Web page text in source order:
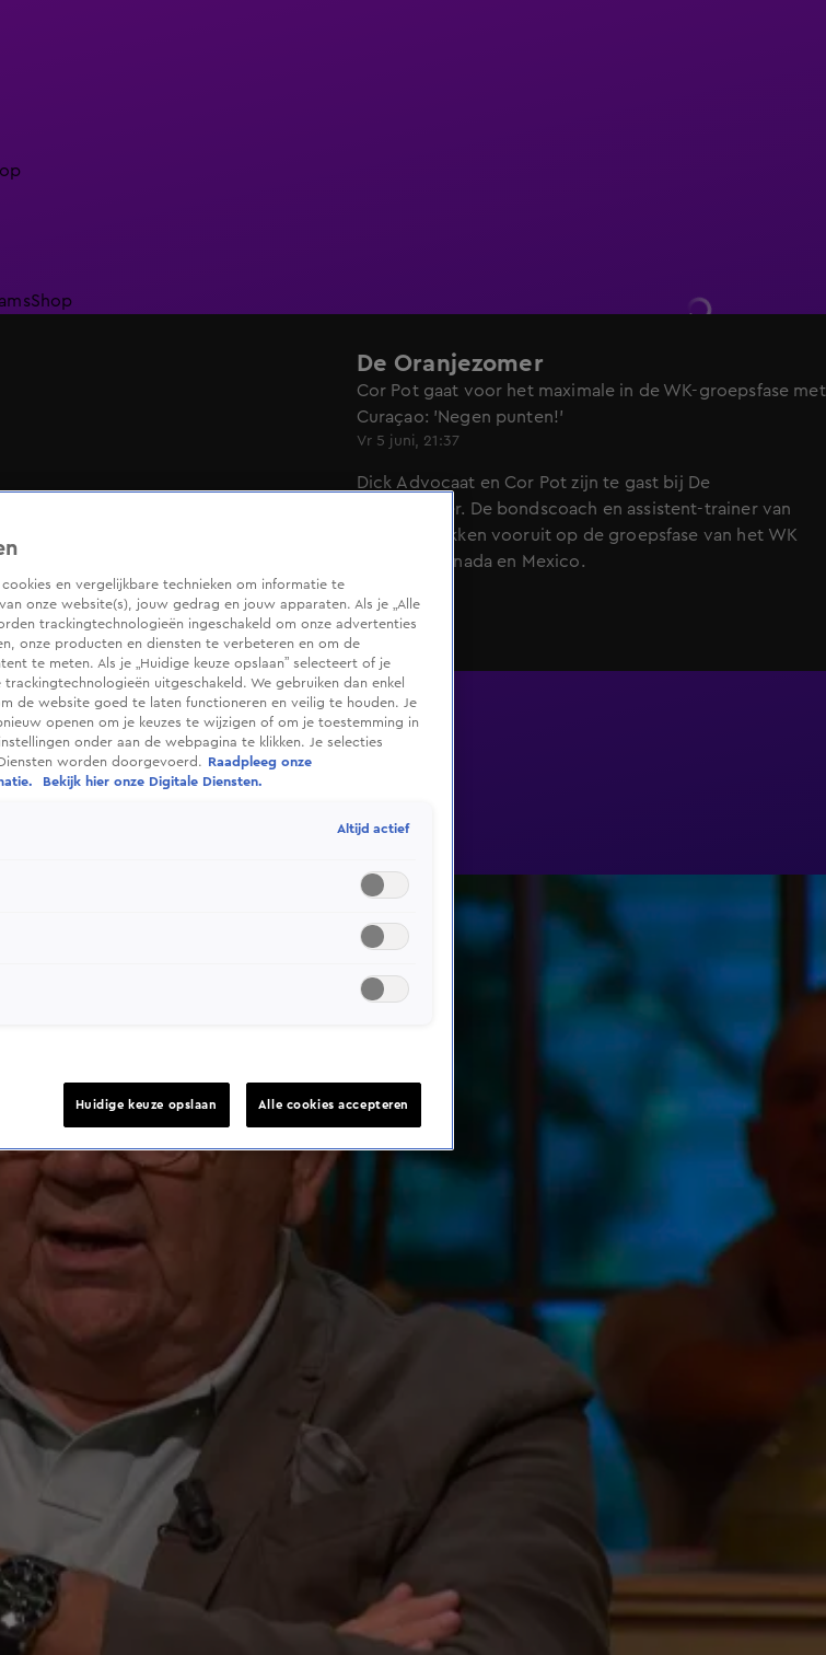
Shop
De Oranjezomer
Cor Pot gaat voor het maximale in de WK-groepsfase met
Curaçao: 'Negen punten!'
Vr 5 juni, 21:37
Dick Advocaat en Cor Pot zijn te gast bij De
Oranjezomer. De bondscoach en assistent-trainer van
Curaçao blikken vooruit op de groepsfase van het WK
in de VS, Canada en Mexico.
en vergelijkbare technieken om informatie te
onze website(s), jouw gedrag en jouw apparaten. Als je „Alle
trackingtechnologieën ingeschakeld om onze advertenties
onze producten en diensten te verbeteren en om de
te meten. Als je „Huidige keuze opslaan” selecteert of je
uitgeschakeld. We gebruiken dan enkel
de website goed te laten functioneren en veilig te houden. Je
openen om je keuzes te wijzigen of om je toestemming in
onder aan de webpagina te klikken. Je selecties
worden doorgevoerd.
Raadpleeg onze
Bekijk hier onze Digitale Diensten.
Altijd actief
Huidige keuze opslaan Alle cookies accepteren